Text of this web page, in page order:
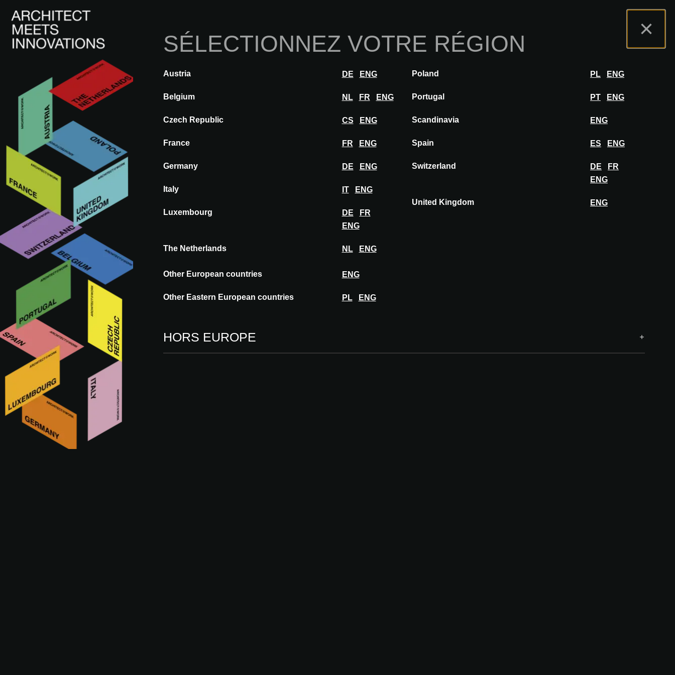
SÉLECTIONNEZ VOTRE RÉGION
×
Austria DE ENG
Belgium NL FR ENG
Czech Republic CS ENG
France FR ENG
Germany DE ENG
Italy IT ENG
Luxembourg DE
FR
ENG
The Netherlands NL ENG
Poland PL ENG
Portugal PT ENG
Scandinavia ENG
Spain ES ENG
Switzerland DE
FR
ENG
United Kingdom ENG
Other European countries ENG
Other Eastern European countries PL ENG
HORS EUROPE
Innovations Inspiration Visiter Exposer SE CONNECTER
RETOUR A@WX Marques
AQUATHERM
Autres innovations de AQUATHERM
INNOVATION
AQUATHERM
aquatherm black
The aquatherm black system
surface heating and cooling